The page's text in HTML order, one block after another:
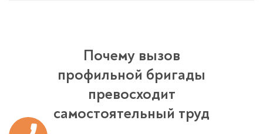
Почему вызов
профильной бригады
превосходит
самостоятельный труд